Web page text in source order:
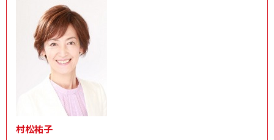
村松祐子